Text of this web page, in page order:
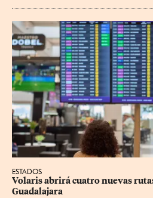
ESTADOS
Volaris abrirá cuatro nuevas
Guadalajara